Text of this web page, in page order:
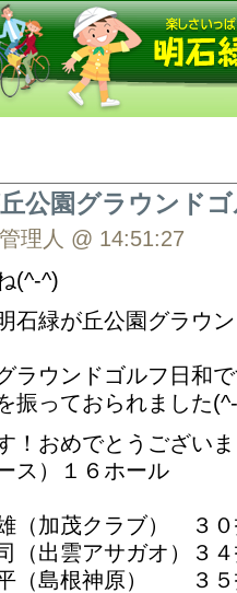
公園グラウンド
理人 @ 14:51:27
(^-^)
石緑が丘公園グラウ
ラウンドゴルフ日和
振っておられました
！おめでとうござい
ス）１６ホール
茂クラブ） ３０打
雲アサガオ）３４
島根神原） ３５打